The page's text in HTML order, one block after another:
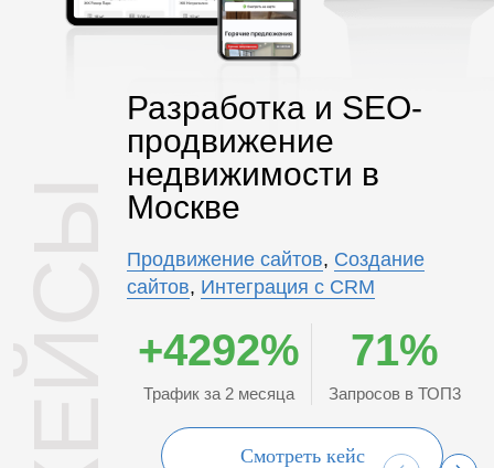
Разработка и SEO-
продвижение
недвижимости в
Москве
Продвижение сайтов, Создание
сайтов, Интеграция с CRM
+4292%
Трафик за 2 месяца
71%
Запросов в ТОП3
Смотреть кейс